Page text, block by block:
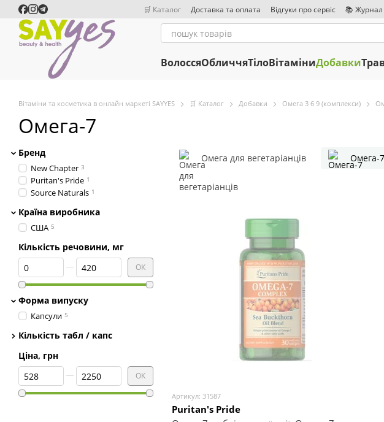
Перейти до основного контенту🛒 Каталог Доставка та оплата Відгуки про сервіс 📚 Журнал
ВолоссяОбличчяТілоВітаміниДобавки
Вітаміни та косметика в онлайн маркеті SAYYES 🛒 Каталог Добавки Омега 3 6 9 (комплекси)
Омега-7
Омега для вегетаріанців Омега-7
Артикул: 31587
Puritan's Pride
Бренд
New Chapter 3
Puritan's Pride 1
Source Naturals 1
Країна виробника
США 5
Кількість речовини, мг
Від Кількість речовини, мг
До Кількість речовини, мг ОК
Форма випуску
Капсули 5
Кількість табл / капс
Ціна, грн
Від Ціна, грн
До Ціна, грн ОК